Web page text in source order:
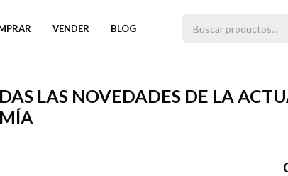
VENDER BLOG
LAS NOVEDADES DE LA